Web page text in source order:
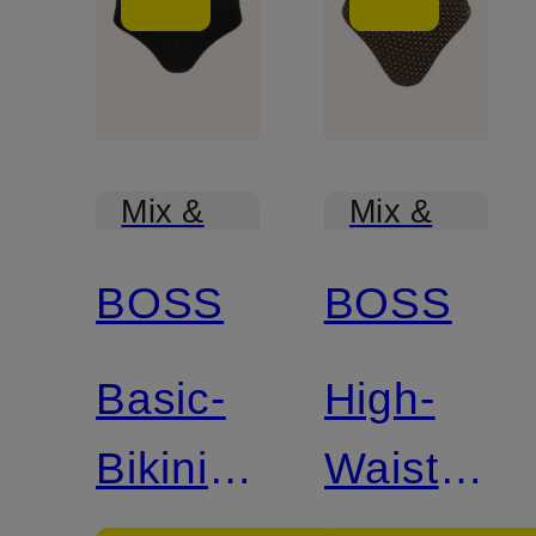
Mix &
BOSS
Basic-
Bikini-
Mix &
BOSS
High-
Waist-